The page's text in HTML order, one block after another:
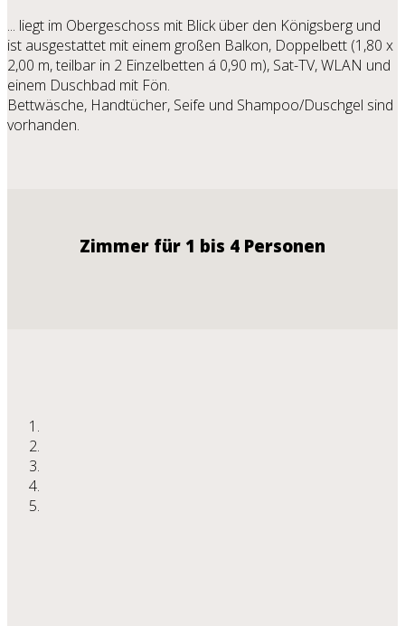
... liegt im Obergeschoss mit Blick über den Königsberg und
ist ausgestattet mit einem großen Balkon, Doppelbett (1,80 x
2,00 m, teilbar in 2 Einzelbetten á 0,90 m), Sat-TV, WLAN und
einem Duschbad mit Fön.
Bettwäsche, Handtücher, Seife und Shampoo/Duschgel sind
vorhanden.
Zimmer für 1 bis 4 Personen